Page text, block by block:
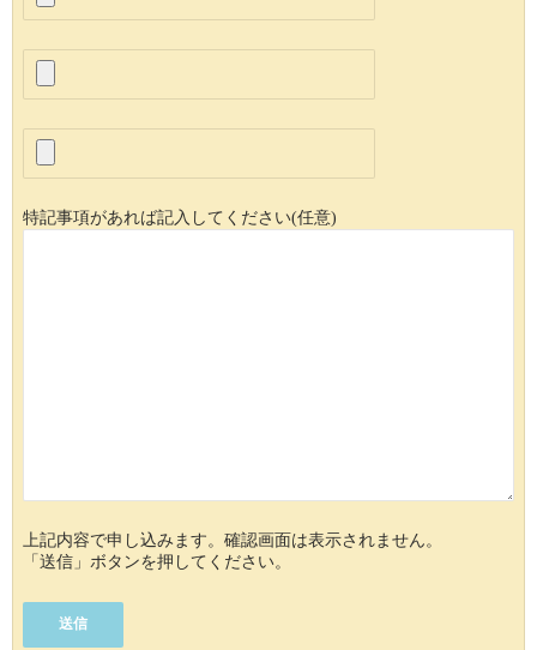
特記事項があれば記入してください(任意)
上記内容で申し込みます。確認画面は表示されません。
「送信」ボタンを押してください。